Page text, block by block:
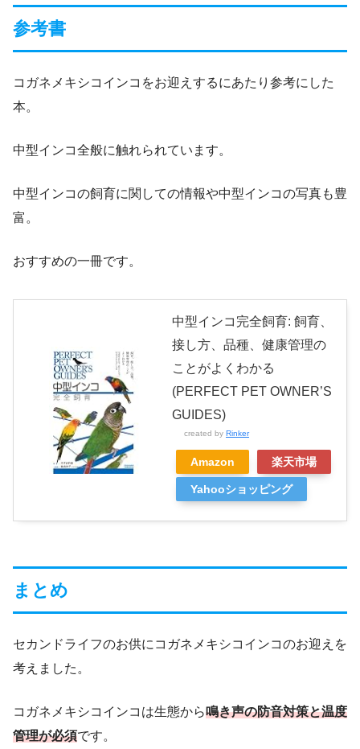
参考書
コガネメキシコインコをお迎えするにあたり参考にした
本。
中型インコ全般に触れられています。
中型インコの飼育に関しての情報や中型インコの写真も豊
富。
おすすめの一冊です。
中型インコ完全飼育: 飼育、
接し方、品種、健康管理の
ことがよくわかる
(PERFECT PET OWNER’S
GUIDES)
created by Rinker
Amazon 楽天市場
Yahooショッピング
まとめ
セカンドライフのお供にコガネメキシコインコのお迎えを
考えました。
コガネメキシコインコは生態から鳴き声の防音対策と温度
管理が必須です。